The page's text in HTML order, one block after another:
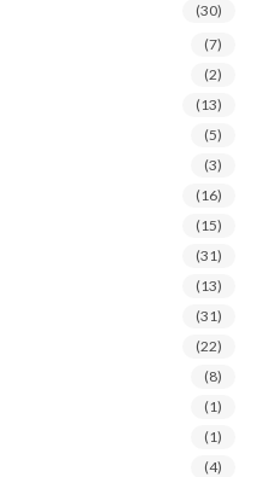
(30)
(7)
(2)
(13)
(5)
(3)
(16)
(15)
(31)
(13)
(31)
(22)
(8)
(1)
(1)
(4)